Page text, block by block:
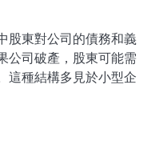
股東對公司的債務和義
公司破產，股東可能需
這種結構多見於小型企